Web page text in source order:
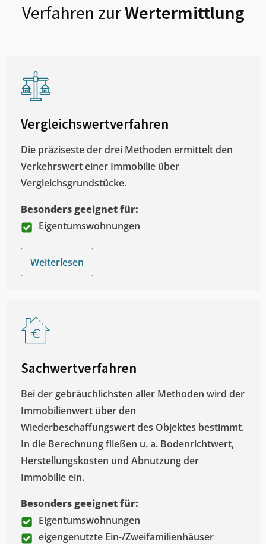
Verfahren zurWertermittlung
Vergleichswertverfahren
Die präziseste der drei Methoden ermittelt den
Verkehrswert einer Immobilie über
Vergleichsgrundstücke.
Besonders geeignet für:
Eigentumswohnungen
Weiterlesen
Sachwertverfahren
Bei der gebräuchlichsten aller Methoden wird der
Immobilienwert über den
Wiederbeschaffungswert des Objektes bestimmt.
In die Berechnung fließen u. a. Bodenrichtwert,
Herstellungskosten und Abnutzung der
Immobilie ein.
Besonders geeignet für:
Eigentumswohnungen
eigengenutzte Ein-/Zweifamilienhäuser